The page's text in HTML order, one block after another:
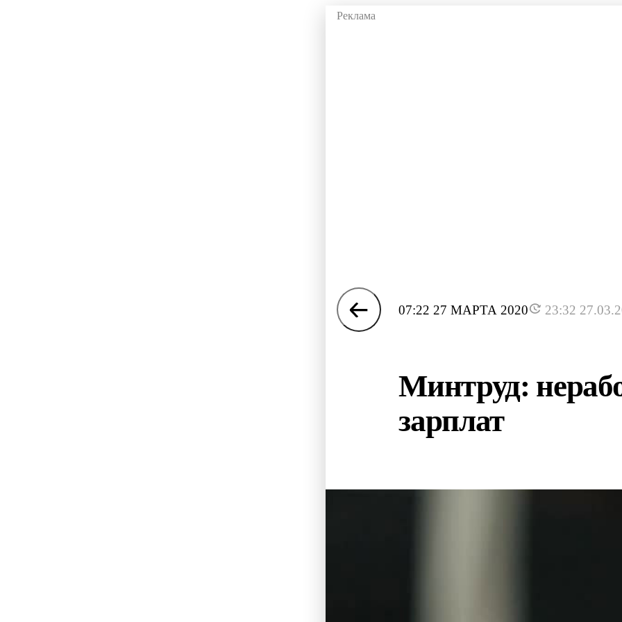
07:22 27 МАРТА 2020 23:32
Минтруд:
зарплат